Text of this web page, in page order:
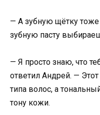
— А зубную щётку
зубную пасту
— Я просто знаю, что
ответил Андрей. —
типа волос, а
тону кожи.